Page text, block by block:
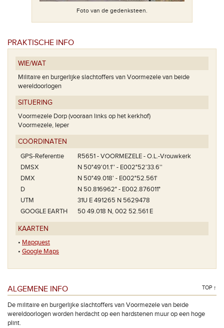
Foto van de gedenksteen.
PRAKTISCHE INFO
WIE/WAT
Militaire en burgerlijke slachtoffers van Voormezele van beide
wereldoorlogen
SITUERING
Voormezele Dorp (vooraan links op het kerkhof)
Voormezele, Ieper
COÖRDINATEN
GPS-Referentie
R5651 - VOORMEZELE - O.L.-Vrouwkerk
DMSX
N 50°49'01.1'' - E002°52'33.6''
DMX
N 50°49.018' - E002°52.561'
D
N 50.816962° - E002.876011°
UTM
31U E 491265 N 5629478
GOOGLE EARTH
50 49.018 N, 002 52.561 E
KAARTEN
• Mapquest
• Google Maps
ALGEMENE INFO TOP ↑
De militaire en burgerlijke slachtoffers van Voormezele van beide
wereldoorlogen worden herdacht op een hardstenen muur op een hoge
plint.